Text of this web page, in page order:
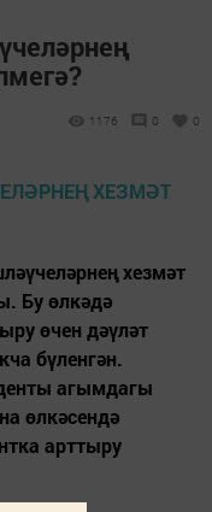
1176 0 0
хезмәт
Бу өлкәдә
өчен дәүләт
бүленгән.
агымдагы
өлкәсендә
арттыру